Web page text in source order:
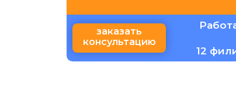
заказать
консультацию
12